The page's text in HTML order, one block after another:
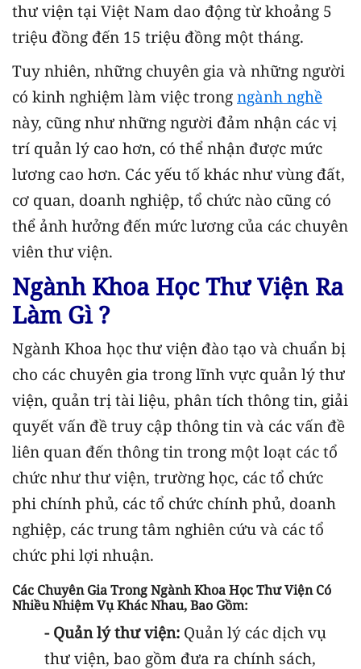
thư viện tại Việt Nam dao động từ khoảng 5
triệu đồng đến 15 triệu đồng một tháng.
Tuy nhiên, những chuyên gia và những người
có kinh nghiệm làm việc trong ngành nghề
này, cũng như những người đảm nhận các vị
trí quản lý cao hơn, có thể nhận được mức
lương cao hơn. Các yếu tố khác như vùng đất,
cơ quan, doanh nghiệp, tổ chức nào cũng có
thể ảnh hưởng đến mức lương của các chuyên
viên thư viện.
Ngành Khoa Học Thư Viện Ra
Làm Gì ?
Ngành Khoa học thư viện đào tạo và chuẩn bị
cho các chuyên gia trong lĩnh vực quản lý thư
viện, quản trị tài liệu, phân tích thông tin, giải
quyết vấn đề truy cập thông tin và các vấn đề
liên quan đến thông tin trong một loạt các tổ
chức như thư viện, trường học, các tổ chức
phi chính phủ, các tổ chức chính phủ, doanh
nghiệp, các trung tâm nghiên cứu và các tổ
chức phi lợi nhuận.
Các Chuyên Gia Trong Ngành Khoa Học Thư Viện Có
Nhiều Nhiệm Vụ Khác Nhau, Bao Gồm:
- Quản lý thư viện: Quản lý các dịch vụ
thư viện, bao gồm đưa ra chính sách,